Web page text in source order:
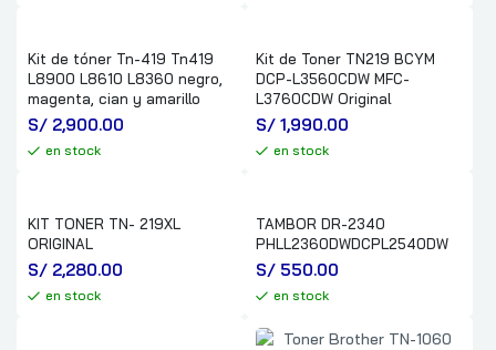
Kit de tóner Tn-419 Tn419
L8900 L8610 L8360 negro,
magenta, cian y amarillo
S/ 2,900.00
en stock
Kit de Toner TN219 BCYM
DCP-L3560CDW MFC-
L3760CDW Original
S/ 1,990.00
en stock
KIT TONER TN- 219XL
ORIGINAL
S/ 2,280.00
en stock
TAMBOR DR-2340
PHLL2360DWDCPL2540DW
S/ 550.00
en stock